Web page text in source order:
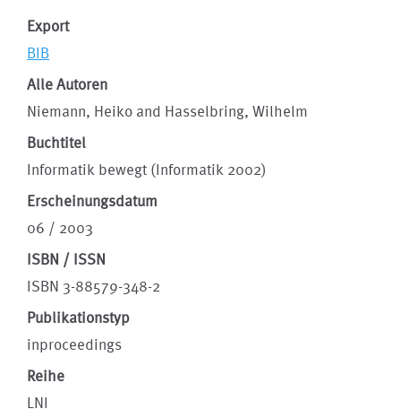
Export
BIB
Alle Autoren
Niemann, Heiko and Hasselbring, Wilhelm
Buchtitel
Informatik bewegt (Informatik 2002)
Erscheinungsdatum
06 / 2003
ISBN / ISSN
ISBN 3-88579-348-2
Publikationstyp
inproceedings
Reihe
LNI